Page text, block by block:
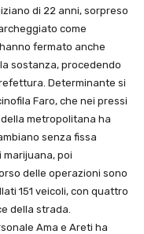
di 22 anni, sorpreso
come
fermato anche
sostanza, procedendo
Determinante si
Faro, che nei pressi
metropolitana ha
senza fissa
marijuana, poi
delle operazioni sono
151 veicoli, con quattro
della strada.
Ama e Areti ha